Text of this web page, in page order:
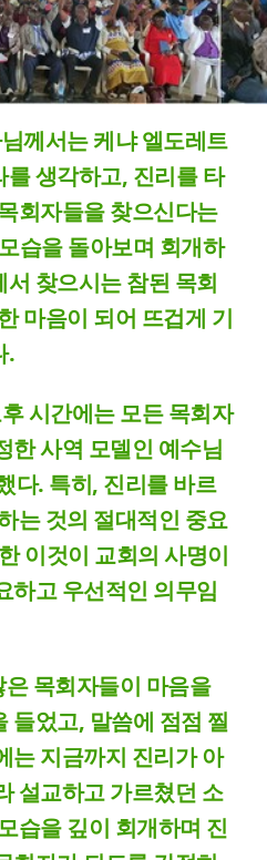
께서는 케냐 엘도레트
생각하고, 진리를 타
회자들을 찾으신다는
습을 돌아보며 회개하
찾으시는 참된 목회
마음이 되어 뜨겁게 기
.
시간에는 모든 목회자
한 사역 모델인 예수님
다. 특히, 진리를 바르
는 것의 절대적인 중요
이것이 교회의 사명이
하고 우선적인 의무임
목회자들이 마음을
들었고, 말씀에 점점 찔
는 지금까지 진리가 아
설교하고 가르쳤던 소
습을 깊이 회개하며 진